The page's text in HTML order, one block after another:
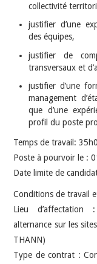
collectivité
justifier d’une
des équipes,
justifier de
transversaux et
justifier d’une
management
que d’une
profil du poste
Temps de travail:
Poste à pourvoir le :
Date limite de
Conditions de travail
Lieu d’affectation
alternance sur les
THANN)
Type de contrat :